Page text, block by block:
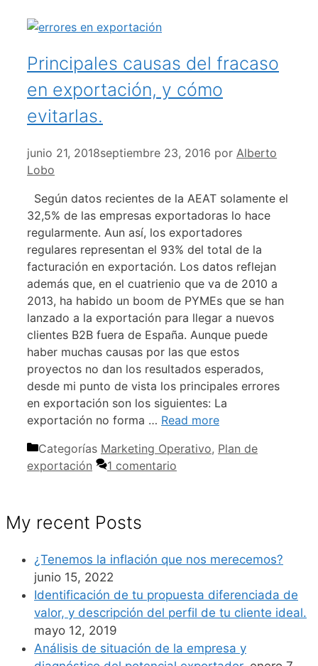
Principales causas del fracaso
en exportación, y cómo
evitarlas.
junio 21, 2018septiembre 23, 2016 por Alberto
Lobo
Según datos recientes de la AEAT solamente el
32,5% de las empresas exportadoras lo hace
regularmente. Aun así, los exportadores
regulares representan el 93% del total de la
facturación en exportación. Los datos reflejan
además que, en el cuatrienio que va de 2010 a
2013, ha habido un boom de PYMEs que se han
lanzado a la exportación para llegar a nuevos
clientes B2B fuera de España. Aunque puede
haber muchas causas por las que estos
proyectos no dan los resultados esperados,
desde mi punto de vista los principales errores
en exportación son los siguientes: La
exportación no forma … Read more
Categorías Marketing Operativo, Plan de
exportación
1 comentario
My recent Posts
¿Tenemos la inflación que nos merecemos?
junio 15, 2022
Identificación de tu propuesta diferenciada de
valor, y descripción del perfil de tu cliente ideal.
mayo 12, 2019
Análisis de situación de la empresa y